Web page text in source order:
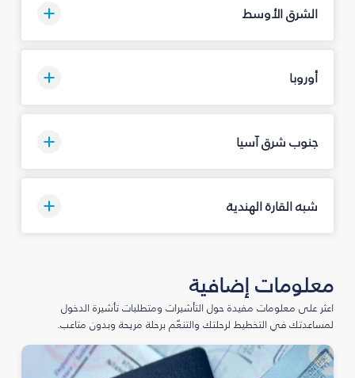
الشرق الأوسط
أوروبا
جنوب شرق آسيا
شبه القارة الهندية
معلومات إضافية
اعثر على معلومات مفيدة حول التأشيرات ومتطلبات تأشيرة الدخول
لمساعدتك في التخطيط لرحلتك والتنعّم برحلة مريحة وبدون متاعب.